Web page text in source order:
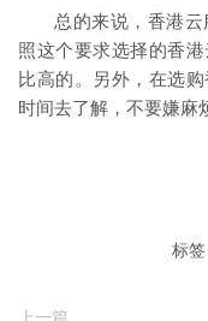
总的来说，香港
照这个要求选择的香
比高的。另外，在选
时间去了解，不要嫌麻
标签